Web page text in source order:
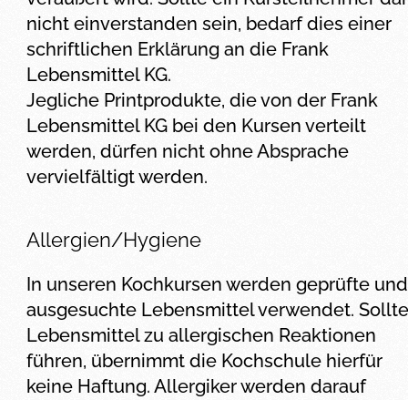
nicht einverstanden sein, bedarf dies einer
schriftlichen Erklärung an die Frank
Lebensmittel KG.
Jegliche Printprodukte, die von der Frank
Lebensmittel KG bei den Kursen verteilt
werden, dürfen nicht ohne Absprache
vervielfältigt werden.
Allergien/Hygiene
In unseren Kochkursen werden geprüfte und
ausgesuchte Lebensmittel verwendet.
Lebensmittel zu allergischen Reaktionen
führen, übernimmt die Kochschule hierfür
keine Haftung. Allergiker werden darauf